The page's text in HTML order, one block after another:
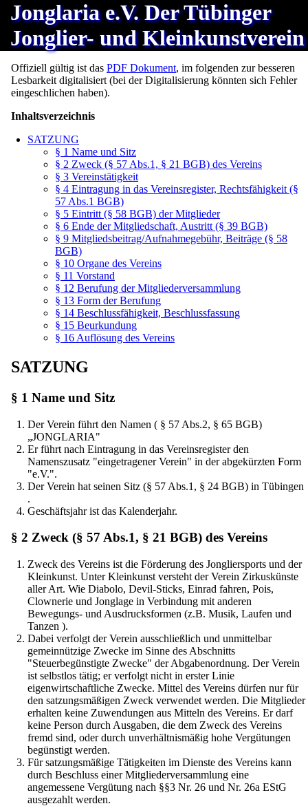
Jonglaria e.V. Der Tübinger
Jonglier- und Kleinkunstverein
Offiziell gültig ist das PDF Dokument, im folgenden zur besseren
Lesbarkeit digitalisiert (bei der Digitalisierung könnten sich Fehler
eingeschlichen haben).
Inhaltsverzeichnis
SATZUNG
§ 1 Name und Sitz
§ 2 Zweck (§ 57 Abs.1, § 21 BGB) des Vereins
§ 3 Vereinstätigkeit
§ 4 Eintragung in das Vereinsregister, Rechtsfähigkeit (§
57 Abs.1 BGB)
§ 5 Eintritt (§ 58 BGB) der Mitglieder
§ 6 Ende der Mitgliedschaft, Austritt (§ 39 BGB)
§ 9 Mitgliedsbeitrag/Aufnahmegebühr, Beiträge (§ 58
BGB)
§ 10 Organe des Vereins
§ 11 Vorstand
§ 12 Berufung der Mitgliederversammlung
§ 13 Form der Berufung
§ 14 Beschlussfähigkeit, Beschlussfassung
§ 15 Beurkundung
§ 16 Auflösung des Vereins
SATZUNG
§ 1 Name und Sitz
Der Verein führt den Namen ( § 57 Abs.2, § 65 BGB)
„JONGLARIA"
Er führt nach Eintragung in das Vereinsregister den
Namenszusatz "eingetragener Verein" in der abgekürzten Form
"e.V.".
Der Verein hat seinen Sitz (§ 57 Abs.1, § 24 BGB) in Tübingen
.
Geschäftsjahr ist das Kalenderjahr.
§ 2 Zweck (§ 57 Abs.1, § 21 BGB) des Vereins
Zweck des Vereins ist die Förderung des Jongliersports und der
Kleinkunst. Unter Kleinkunst versteht der Verein Zirkuskünste
aller Art. Wie Diabolo, Devil-Sticks, Einrad fahren, Pois,
Clownerie und Jonglage in Verbindung mit anderen
Bewegungs- und Ausdrucksformen (z.B. Musik, Laufen und
Tanzen ).
Dabei verfolgt der Verein ausschließlich und unmittelbar
gemeinnützige Zwecke im Sinne des Abschnitts
"Steuerbegünstigte Zwecke" der Abgabenordnung. Der Verein
ist selbstlos tätig; er verfolgt nicht in erster Linie
eigenwirtschaftliche Zwecke. Mittel des Vereins dürfen nur für
den satzungsmäßigen Zweck verwendet werden. Die Mitglieder
erhalten keine Zuwendungen aus Mitteln des Vereins. Er darf
keine Person durch Ausgaben, die dem Zweck des Vereins
fremd sind, oder durch unverhältnismäßig hohe Vergütungen
begünstigt werden.
Für satzungsmäßige Tätigkeiten im Dienste des Vereins kann
durch Beschluss einer Mitgliederversammlung eine
angemessene Vergütung nach §§3 Nr. 26 und Nr. 26a EStG
ausgezahlt werden.